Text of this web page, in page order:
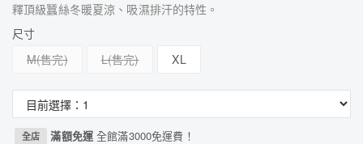
釋頂級蠶絲冬暖夏涼、吸濕排汗的特性。
尺寸
M
L XL
全店 滿額免運全館滿3000免運費！